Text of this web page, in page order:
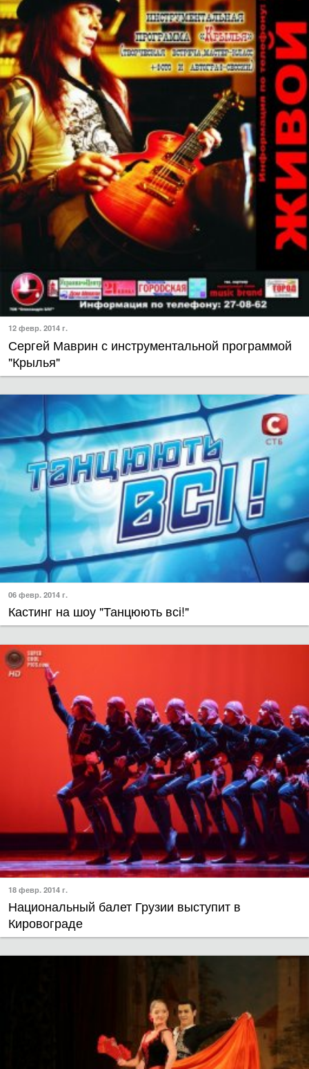
12 февр. 2014 г.
Сергей Маврин с инструментальной программой
"Крылья"
06 февр. 2014 г.
Кастинг на шоу "Танцюють всі!"
18 февр. 2014 г.
Национальный балет Грузии выступит в
Кировограде